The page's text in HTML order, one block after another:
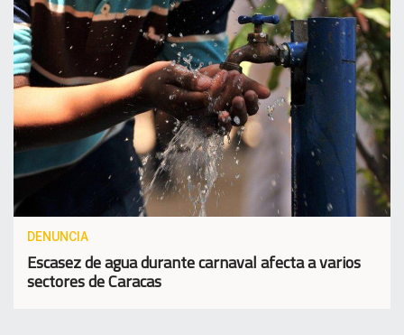
DENUNCIA
Escasez de agua durante carnaval afecta a varios
sectores de Caracas